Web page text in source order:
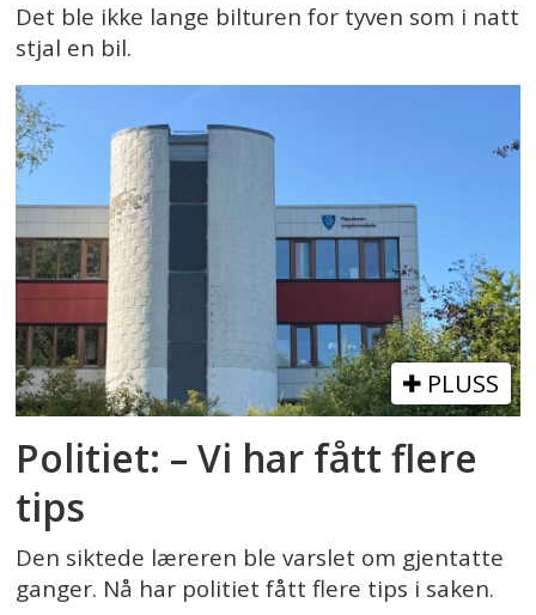
Det ble ikke lange bilturen for tyven som i natt
stjal en bil.
PLUSS
Politiet: – Vi har fått flere
tips
Den siktede læreren ble varslet om gjentatte
ganger. Nå har politiet fått flere tips i saken.